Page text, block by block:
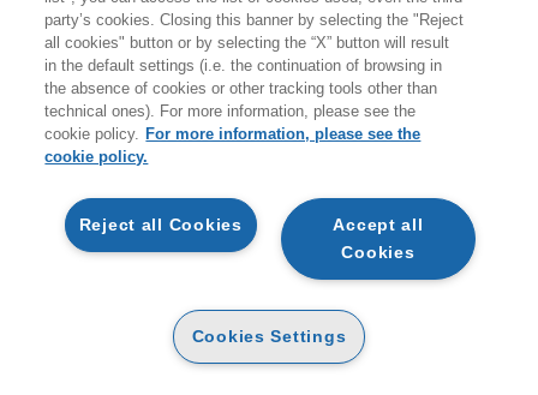
Vi ricordiamo inoltre che durante la pausa estivanon
sarà attivo il servizio di customer care.
Buone vacanze e a presto!
ARTICOLI NEL CARRELLO
EREDITATO ANTONIO
IL SARTO E IL CALZOLAIO DI
ACQUISTANDO UN PRODOTTO DIGITALE
DI PROCEDERE VERIFICA LA COMPATIBILITÀ
party’s cookies. Closing this banner by selecting the "Reject
all cookies" button or by selecting the “X” button will result
in the default settings (i.e. the continuation of browsing in
the absence of cookies or other tracking tools other than
technical ones). For more information, please see the
cookie policy. For more information, please see the
cookie policy.
Accept all
Cookies
Reject all Cookies
Cookies Settings